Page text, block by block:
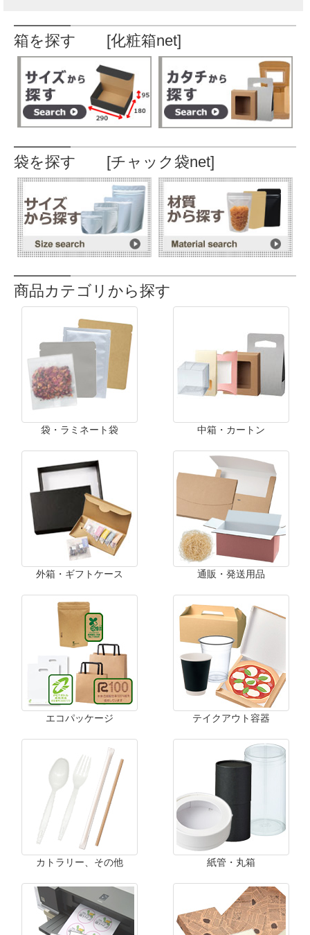
箱を探す [化粧箱net]
袋を探す [チャック袋net]
商品カテゴリから探す
袋・ラミネート袋 中箱・カートン
外箱・ギフトケース 通販・発送用品
エコパッケージ テイクアウト容器
カトラリー、その他 紙管・丸箱